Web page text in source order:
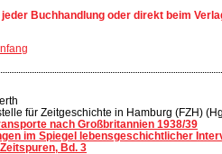
Buchhandlung oder direkt beim
für Zeitgeschichte in Hamburg (FZH)
nach Großbritannien 1938/39
im Spiegel lebensgeschichtlicher
Bd. 3